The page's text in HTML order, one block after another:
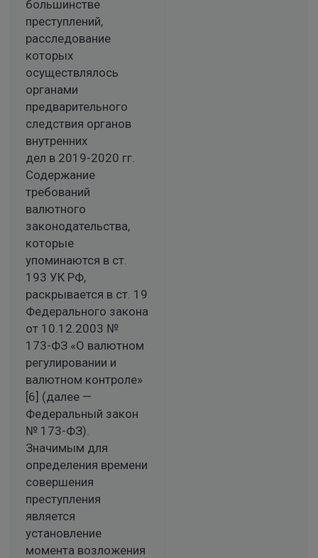
большинстве
преступлений,
расследование
которых
осуществлялось
органами
предварительного
следствия органов
внутренних
дел в 2019-2020 гг.
Содержание
требований
валютного
законодательства,
которые
упоминаются в ст.
193 УК РФ,
раскрывается в ст. 19
Федерального закона
от 10.12.2003 №
173-ФЗ «О валютном
регулировании и
валютном контроле»
[6] (далее —
Федеральный закон
№ 173-ФЗ).
Значимым для
определения времени
совершения
преступления
является
установление
момента возложения